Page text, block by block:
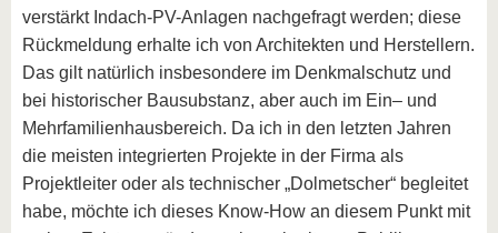
verstärkt Indach-PV-Anlagen nachgefragt werden; diese
Rückmeldung erhalte ich von Architekten und Herstellern.
Das gilt natürlich insbesondere im Denkmalschutz und
bei historischer Bausubstanz, aber auch im Ein– und
Mehrfamilienhausbereich. Da ich in den letzten Jahren
die meisten integrierten Projekte in der Firma als
Projektleiter oder als technischer „Dolmetscher“ begleitet
habe, möchte ich dieses Know-How an diesem Punkt mit